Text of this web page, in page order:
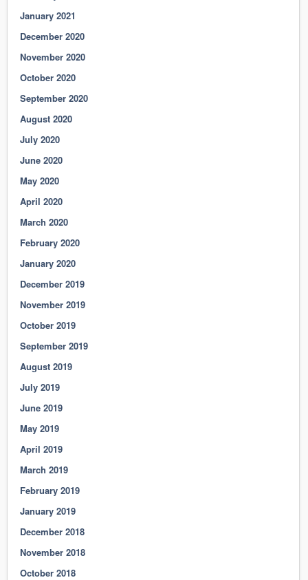
January 2021
December 2020
November 2020
October 2020
September 2020
August 2020
July 2020
June 2020
May 2020
April 2020
March 2020
February 2020
January 2020
December 2019
November 2019
October 2019
September 2019
August 2019
July 2019
June 2019
May 2019
April 2019
March 2019
February 2019
January 2019
December 2018
November 2018
October 2018